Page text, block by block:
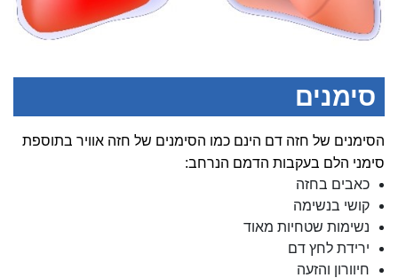
סימנים
הסימנים של חזה דם הינם כמו הסימנים של חזה אוויר בתוספת
סימני הלם בעקבות הדמם הנרחב:
כאבים בחזה
קושי בנשימה
נשימות שטחיות מאוד
ירידת לחץ דם
חיוורון והזעה